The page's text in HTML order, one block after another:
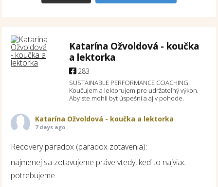
Katarína Ožvoldová - koučka
a lektorka
283
SUSTAINABLE PERFORMANCE COACHING
Koučujem a lektorujem pre udržateľný výkon.
Aby ste mohli byť úspešní a aj v pohode.
Katarína Ožvoldová - koučka a lektorka
7 days ago
Recovery paradox (paradox zotavenia):
najmenej sa zotavujeme práve vtedy, keď to najviac
potrebujeme.